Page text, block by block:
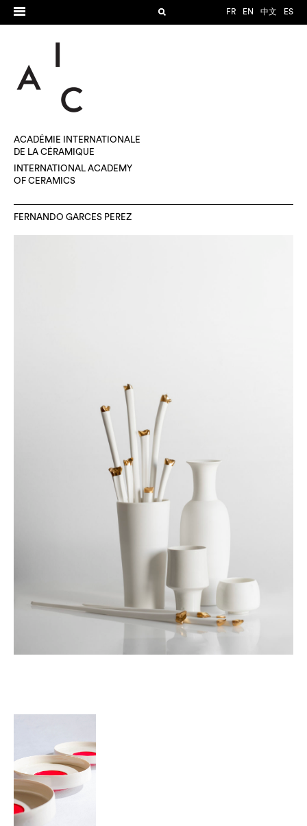
FR EN 中文 ES
ACADÉMIE INTERNATIONALE
DE LA CÉRAMIQUE
INTERNATIONAL ACADEMY
OF CERAMICS
FERNANDO GARCES PEREZ